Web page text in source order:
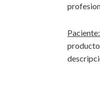
Paciente: